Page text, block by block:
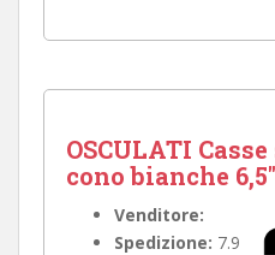
OSCULATI
cono bianche
Venditore:
Spedizione: 7.9